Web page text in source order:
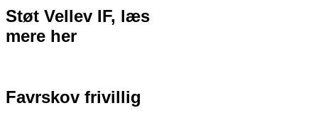
Støt Vellev IF, læs
mere her
Favrskov frivillig